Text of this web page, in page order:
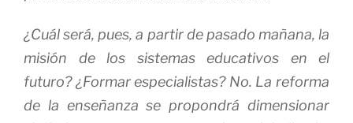
¿Cuál será, pues, a partir de pasado mañana, la
misión de los sistemas educativos en el
futuro? ¿Formar especialistas? No. La reforma
de la enseñanza se propondrá dimensionar